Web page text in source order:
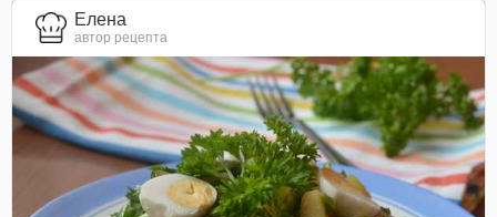
Елена
автор рецепта